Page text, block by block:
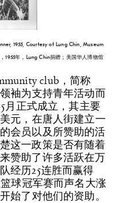
1955, Courtesy of Lung Chin, Museum
1955年，Lung Chin捐赠；美国华人博物馆
club，简称
袖为支持青年活动而
月正式成立，其主要
元，在唐人街建立一
会员以及所赞助的活
这一政策是否有随着
赞助了许多活跃在万
经历25连胜而赢得
球冠军赛而声名大涨
始了对他们的资助。